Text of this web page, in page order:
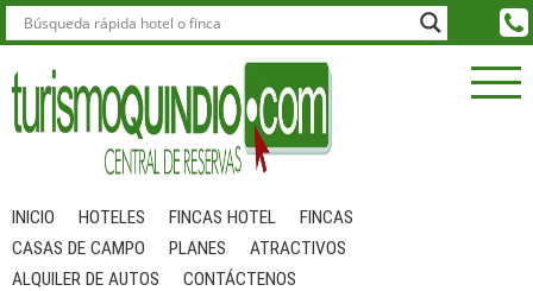
INICIO HOTELES FINCAS HOTEL
FINCAS
CASAS DE CAMPO
PLANES
ATRACTIVOS
ALQUILER DE AUTOS
CONTÁCTENOS